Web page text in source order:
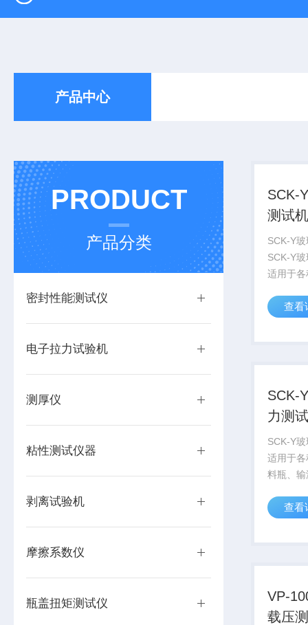
产品中心
PRODUCT
产品分类
密封性能测试仪
电子拉力试验机
测厚仪
粘性测试仪器
剥离试验机
摩擦系数仪
瓶盖扭矩测试仪
SCK-
测试机
SCK-Y
SCK-Y
适用于
等各类
璃容器
查看
SCK-
力测
SCK-Y
适用于
料瓶、
产品依
准中实
查看
VP-
载压